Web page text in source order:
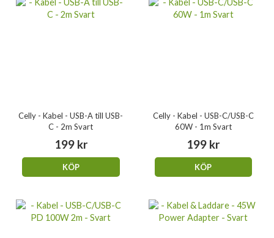
Celly - Kabel - USB-A till USB-
C - 2m Svart
199 kr
KÖP
Celly - Kabel - USB-C/USB-C
60W - 1m Svart
199 kr
KÖP